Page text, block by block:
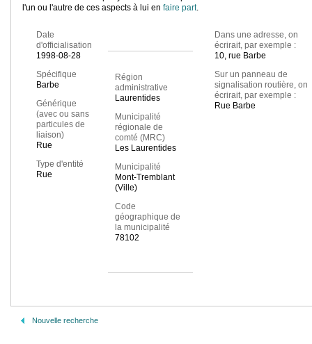
l'un ou l'autre de ces aspects à lui en faire part.
Date
d'officialisation
1998-08-28
Spécifique
Barbe
Générique
(avec ou sans
particules de
liaison)
Rue
Type d'entité
Rue
Région
administrative
Laurentides
Municipalité
régionale de
comté (MRC)
Les Laurentides
Municipalité
Mont-Tremblant
(Ville)
Code
géographique de
la municipalité
78102
Dans une adresse, on
écrirait, par exemple :
10, rue Barbe
Sur un panneau de
signalisation routière, on
écrirait, par exemple :
Rue Barbe
Nouvelle recherche